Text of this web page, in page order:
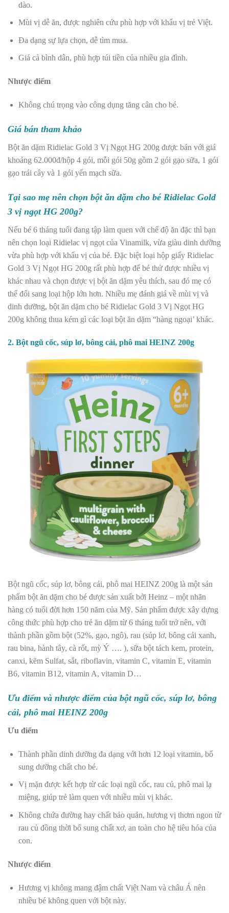
dào.
Mùi vị dễ ăn, được nghiên cứu phù hợp với khẩu vị trẻ Việt.
Đa dạng sự lựa chọn, dễ tìm mua.
Giá cả bình dân, phù hợp túi tiền của nhiều gia đình.
Nhược điểm
Không chú trọng vào công dụng tăng cân cho bé.
Giá bán tham khảo
Bột ăn dặm Ridielac Gold 3 Vị Ngọt HG 200g được bán với giá
khoảng 62.000đ/hộp 4 gói, mỗi gói 50g gồm 2 gói gạo sữa, 1 gói
gạo trái cây và 1 gói yến mạch sữa.
Tại sao mẹ nên chọn bột ăn dặm cho bé Ridielac Gold
3 vị ngọt HG 200g?
Nếu bé 6 tháng tuổi đang tập làm quen với chế độ ăn đặc thì bạn
nên chọn loại Ridielac vị ngọt của Vinamilk, vừa giàu dinh dưỡng
vừa phù hợp với khẩu vị của bé. Đặc biệt loại hộp giấy Ridielac
Gold 3 Vị Ngọt HG 200g rất phù hợp để bé thử được nhiều vị
khác nhau và chọn được vị bột ăn dặm yêu thích, sau đó mẹ có
thể đổi sang loại hộp lớn hơn. Nhiều mẹ đánh giá về mùi vị và
dinh dưỡng, bột ăn dặm cho bé Ridielac Gold 3 Vị Ngọt HG
200g không thua kém gì các loại bột ăn dặm “hàng ngoại’ khác.
2. Bột ngũ cốc, súp lơ, bông cải, phô mai HEINZ 200g
Bột ngũ cốc, súp lơ, bông cải, phô mai HEINZ 200g là một sản
phẩm bột ăn dặm cho bé được sản xuất bởi Heinz – một nhãn
hàng có tuổi đời hơn 150 năm của Mỹ. Sản phẩm được xây dựng
công thức phù hợp cho trẻ ăn dặm từ 6 tháng tuổi trở nên, với
thành phần gồm bột (52%, gạo, ngô), rau (súp lơ, bông cải xanh,
rau bina, hành tây, cà rốt, mỳ Ý …. ), sữa bột tách kem, protein,
canxi, kẽm Sulfat, sắt, riboflavin, vitamin C, vitamin E, vitamin
B6, vitamin B12, vitamin A, vitamin D…
Ưu điểm và nhược điểm của bột ngũ cốc, súp lơ, bông
cải, phô mai HEINZ 200g
Ưu điểm
Thành phần dinh dưỡng đa dạng với hơn 12 loại vitamin, bổ
sung dưỡng chất cho bé.
Vị mặn được kết hợp từ các loại ngũ cốc, rau củ, phô mai lạ
miệng, giúp trẻ làm quen với nhiều mùi vị khác.
Không chứa đường hay chất bảo quản, hương vị thơm ngon từ
rau củ đồng thời bổ sung chất xơ, an toàn cho hệ tiêu hóa của
con.
Nhược điểm
Hương vị không mang đậm chất Việt Nam và châu Á nên
nhiều bé không quen với bột này.